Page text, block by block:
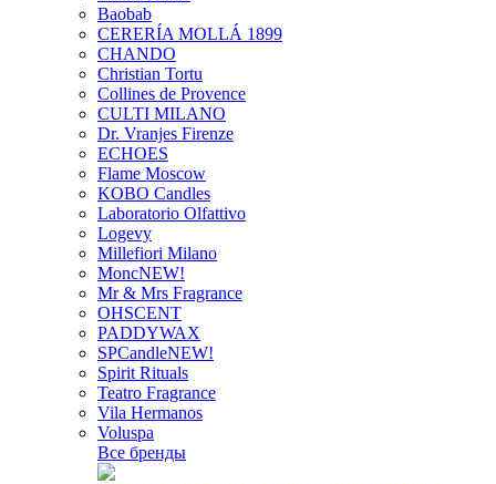
Baobab
CERERÍA MOLLÁ 1899
CHANDO
Christian Tortu
Collines de Provence
CULTI MILANO
Dr. Vranjes Firenze
ECHOES
Flame Moscow
KOBO Candles
Laboratorio Olfattivo
Logevy
Millefiori Milano
MoncNEW!
Mr & Mrs Fragrance
OHSCENT
PADDYWAX
SPCandleNEW!
Spirit Rituals
Teatro Fragrance
Vila Hermanos
Voluspa
Все бренды